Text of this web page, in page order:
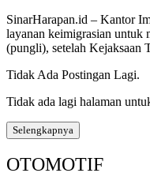
SinarHarapan.id – Kantor
layanan keimigrasian untuk
(pungli), setelah
Tidak Ada Postingan Lagi.
Tidak ada lagi halaman
Selengkapnya
OTOMOTIF